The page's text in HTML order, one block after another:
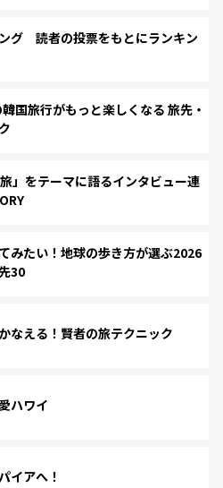
グ 読者の投票をもとにランキン
国旅行がもっと楽しくなる 旅先・
」をテーマに語るインタビュー連
みたい！地球の歩き方が選ぶ2026
30
なえる！賢者の旅テクニック
ハワイ
イアへ！